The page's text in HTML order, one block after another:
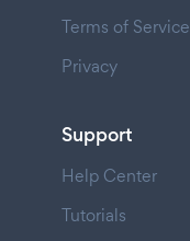
Terms of Service
Privacy
Support
Help Center
Tutorials